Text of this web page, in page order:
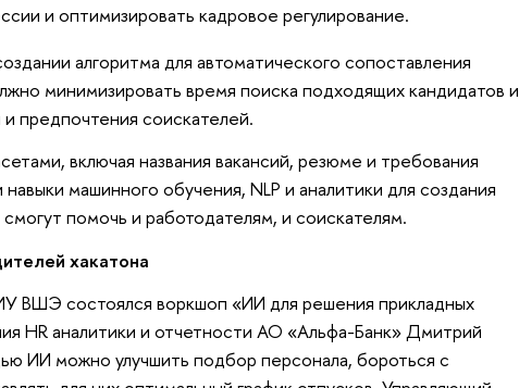
и оптимизировать кадровое регулирование.
алгоритма для автоматического сопоставления
минимизировать время поиска подходящих кандидатов и
и предпочтения соискателей.
включая названия вакансий, резюме и требования
машинного обучения, NLP и аналитики для создания
помочь и работодателям, и соискателям.
хакатона
ВШЭ состоялся воркшоп «ИИ для решения прикладных
HR аналитики и отчетности АО «Альфа-Банк» Дмитрий
ИИ можно улучшить подбор персонала, бороться с